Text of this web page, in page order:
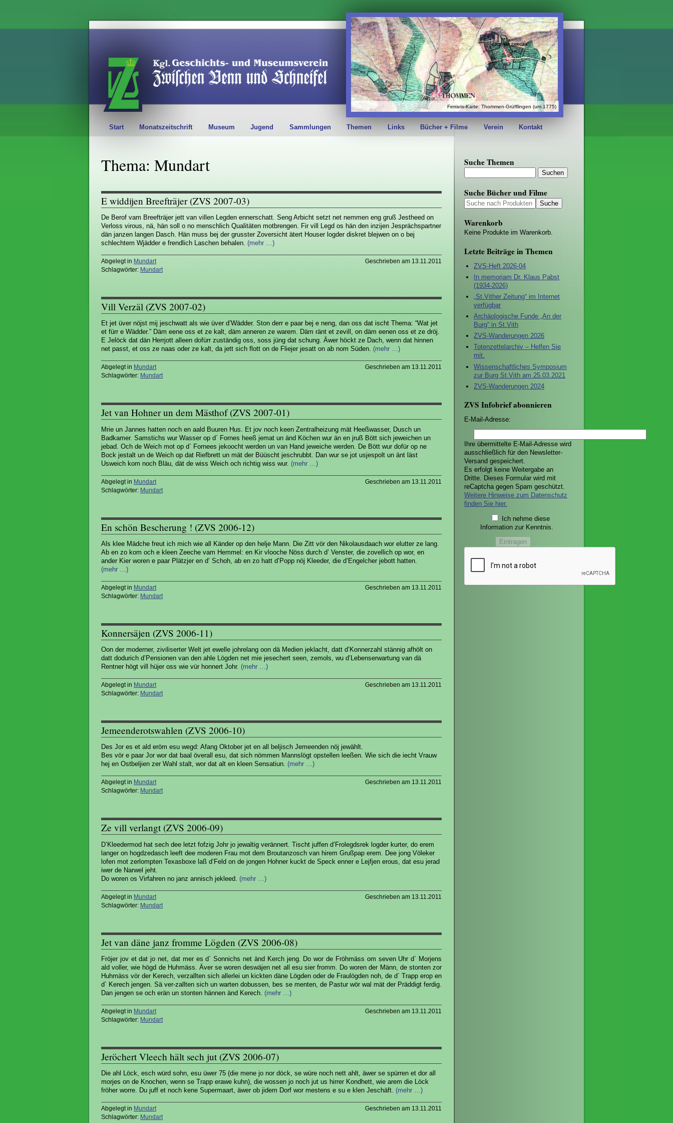
Ferraris-Karte: Thommen-Grüfflingen (um 1775)
Start Monatszeitschrift Museum Jugend Sammlungen Themen Links Bücher + Filme Verein Kontakt
Thema: Mundart
E widdijen Breefträjer (ZVS 2007-03)
De Berof vam Breefträjer jett van villen Legden ennerschatt. Seng Arbicht setzt net nemmen eng gruß Jestheed on
Verloss virous, nä, hän soll o no menschlich Qualitäten motbrengen. Fir vill Legd os hän den inzijen Jesprächspartner
dän janzen langen Dasch. Hän muss bej der grusster Zoversicht ätert Houser logder diskret blejwen on o bej
schlechtem Wjädder e frendlich Laschen behalen. (mehr …)
Abgelegt in Mundart
Geschrieben am 13.11.2011
Schlagwörter: Mundart
Vill Verzäl (ZVS 2007-02)
Et jet üver nöjst mij jeschwatt als wie üver d’Wädder. Ston derr e paar bej e neng, dan oss dat ischt Thema: “Wat jet
et fürr e Wädder.” Däm eene oss et ze kalt, däm anneren ze warem. Däm ränt et zevill, on däm eenen oss et ze dröj.
E Jelöck dat dän Herrjott alleen dofürr zuständig oss, soss jüng dat schung. Äwer höckt ze Dach, wenn dat hinnen
net passt, et oss ze naas oder ze kalt, da jett sich flott on de Fliejer jesatt on ab nom Süden. (mehr …)
Abgelegt in Mundart
Geschrieben am 13.11.2011
Schlagwörter: Mundart
Jet van Hohner un dem Mästhof (ZVS 2007-01)
Mrie un Jannes hatten noch en aald Buuren Hus. Et jov noch keen Zentralheizung mät Heeßwasser, Dusch un
Badkamer. Samstichs wur Wasser op d` Fornes heeß jemat un änd Köchen wur än en jruß Bött sich jeweichen un
jebad. Och de Weich mot op d` Fornees jekoocht werden un van Hand jeweiche werden. De Bött wur dofür op ne
Bock jestalt un de Weich op dat Riefbrett un mät der Büüscht jeschrubbt. Dan wur se jot usjespolt un änt läst
Usweich kom noch Bläu, dät de wiss Weich och richtig wiss wur. (mehr …)
Abgelegt in Mundart
Geschrieben am 13.11.2011
Schlagwörter: Mundart
En schön Bescherung ! (ZVS 2006-12)
Als klee Mädche freut ich mich wie all Känder op den helje Mann. Die Zitt vör den Nikolausdaach wor elutter ze lang.
Ab en zo kom och e kleen Zeeche vam Hemmel: en Kir vlooche Nöss durch d’ Venster, die zovellich op wor, en
ander Kier woren e paar Plätzjer en d’ Schoh, ab en zo hatt d’Popp nöj Kleeder, die d’Engelcher jebott hatten.
(mehr …)
Abgelegt in Mundart
Geschrieben am 13.11.2011
Schlagwörter: Mundart
Konnersäjen (ZVS 2006-11)
Oon der moderner, ziviliserter Welt jet ewelle johrelang oon dä Medien jeklacht, datt d’Konnerzahl stännig afhölt on
datt dodurich d’Pensionen van den ahle Lögden net mie jesechert seen, zemols, wu d’Lebenserwartung van dä
Rentner högt vill hüjer oss wie vür honnert Johr. (mehr …)
Abgelegt in Mundart
Geschrieben am 13.11.2011
Schlagwörter: Mundart
Jemeenderotswahlen (ZVS 2006-10)
Des Jor es et ald eröm esu wegd: Afang Oktober jet en all beljisch Jemeenden nöj jewählt.
Bes vör e paar Jor wor dat baal överall esu, dat sich nömmen Mannslögt opstellen leeßen. Wie sich die iecht Vrauw
hej en Ostbeljien zer Wahl stalt, wor dat alt en kleen Sensatiun. (mehr …)
Abgelegt in Mundart
Geschrieben am 13.11.2011
Schlagwörter: Mundart
Ze vill verlangt (ZVS 2006-09)
D’Kleedermod hat sech dee letzt fofzig Johr jo jewaltig verännert. Tischt juffen d’Frolegdsrek logder kurter, do erem
langer on hogdzedasch leeft dee moderen Frau mot dem Broutanzosch van hirem Grußpap erem. Dee jong Völeker
lofen mot zerlompten Texasboxe laß d’Feld on de jongen Hohner kuckt de Speck enner e Lejfjen erous, dat esu jerad
iwer de Narwel jeht.
Do woren os Virfahren no janz annisch jekleed. (mehr …)
Abgelegt in Mundart
Geschrieben am 13.11.2011
Schlagwörter: Mundart
Jet van däne janz fromme Lögden (ZVS 2006-08)
Fröjer jov et dat jo net, dat mer es d` Sonnichs net änd Kerch jeng. Do wor de Fröhmäss om seven Uhr d` Morjens
ald voller, wie högd de Huhmäss. Äver se woren deswäjen net all esu sier fromm. Do woren der Männ, de stonten zor
Huhmäss vör der Kerech, verzallten sich allerlei un kickten däne Lögden oder de Fraulögden noh, de d` Trapp erop en
d` Kerech jengen. Sä ver-zallten sich un warten dobussen, bes se menten, de Pastur wör wal mät der Präddigt ferdig.
Dan jengen se och erän un stonten hännen änd Kerech. (mehr …)
Abgelegt in Mundart
Geschrieben am 13.11.2011
Schlagwörter: Mundart
Jeröchert Vleech hält sech jut (ZVS 2006-07)
Die ahl Löck, esch würd sohn, esu üwer 75 (die mene jo nor döck, se würe noch nett ahlt, äwer se spürren et dor all
morjes on de Knochen, wenn se Trapp erawe kuhn), die wossen jo noch jut us hirrer Kondhett, wie arem die Löck
fröher worre. Du juff et noch kene Supermaart, äwer ob jidem Dorf wor mestens e su e klen Jeschäft. (mehr …)
Abgelegt in Mundart
Geschrieben am 13.11.2011
Schlagwörter: Mundart
Suche Themen
Suche Bücher und Filme
Warenkorb
Keine Produkte im Warenkorb.
Letzte Beiträge in Themen
ZVS-Heft 2026-04
In memoriam Dr. Klaus Pabst
(1934-2026)
„St.Vither Zeitung“ im Internet
verfügbar
Archäologische Funde „An der
Burg“ in St.Vith
ZVS-Wanderungen 2026
Totenzettelarchiv – Helfen Sie
mit.
Wissenschaftliches Symposium
zur Burg St.Vith am 25.03.2021
ZVS-Wanderungen 2024
ZVS Infobrief abonnieren
E-Mail-Adresse:
Ihre übermittelte E-Mail-Adresse wird
ausschließlich für den Newsletter-
Versand gespeichert.
Es erfolgt keine Weitergabe an
Dritte. Dieses Formular wird mit
reCaptcha gegen Spam geschützt.
Weitere Hinweise zum Datenschutz
finden Sie hier.
Ich nehme diese
Information zur Kenntnis.